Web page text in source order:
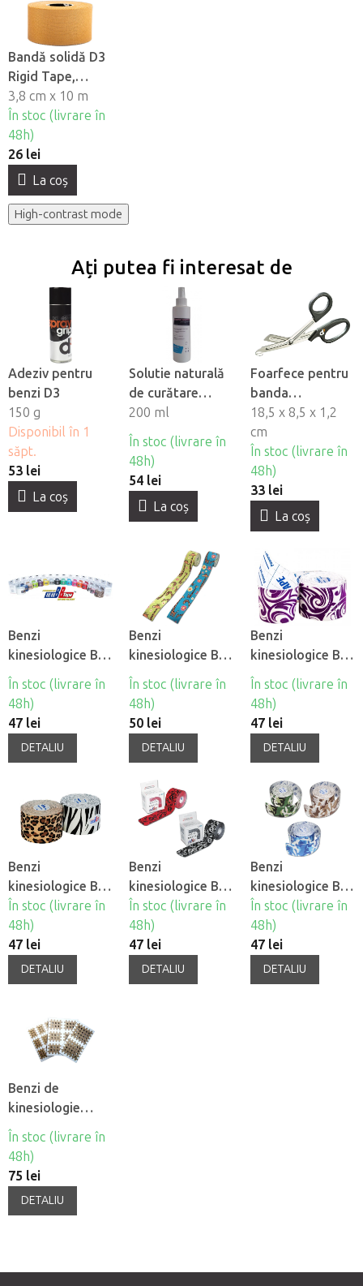
Bandă solidă D3
Rigid Tape,
3,8cm
3,8 cm x 10 m
În stoc (livrare în
48h)
26 lei
La coş
High-contrast mode
Ați putea fi interesat de
Adeziv pentru
benzi D3
150 g
Disponibil în 1
săpt.
53 lei
La coş
Solutie naturală
de curătare
înainte de lipire
200 ml
În stoc (livrare în
48h)
54 lei
La coş
Foarfece pentru
banda
kinesiologica D3
18,5 x 8,5 x 1,2
cm
În stoc (livrare în
48h)
33 lei
La coş
Benzi
kinesiologice BB
Tape
În stoc (livrare în
48h)
47 lei
DETALIU
Benzi
kinesiologice BB
Tape pentru
piele sensibila -
motiv pentru
copii - girafa
În stoc (livrare în
48h)
50 lei
DETALIU
Benzi
kinesiologice BB
Tape Design -
Tatuaj
În stoc (livrare în
48h)
47 lei
DETALIU
Benzi
kinesiologice BB
Tape Design -
Motiv animal
În stoc (livrare în
48h)
47 lei
DETALIU
Benzi
kinesiologice BB
Tape Design -
Cranii
În stoc (livrare în
48h)
47 lei
DETALIU
Benzi
kinesiologice BB
Tape Design -
Mascare
În stoc (livrare în
48h)
47 lei
DETALIU
Benzi de
kinesiologie
încrucisată cruce
BB Tape
În stoc (livrare în
48h)
75 lei
DETALIU